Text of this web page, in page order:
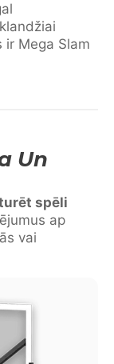
ir Mega Slam
Un
spēli
ap
vai